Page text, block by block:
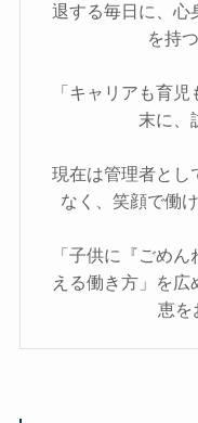
退する毎日に、心
を持
「キャリアも育
末に、
現在は管理者とし
なく、笑顔で働
「子供に『ごめ
える働き方」を
恵を